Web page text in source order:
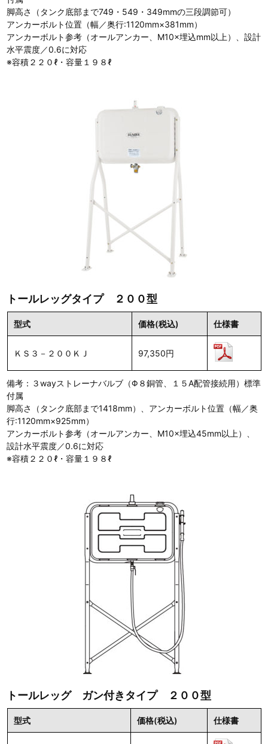
脚高さ（タンク底部まで749・549・349mmの三段調節可）
アンカーボルト位置（幅／奥行:1120mm×381mm）
アンカーボルト参考（オールアンカー、M10×埋込mm以上）、設計
水平震度／0.6に対応
※容積２２０ℓ・容量１９８ℓ
トールレッグタイプ ２００型
型式 価格(税込) 仕様書
ＫＳ３－２００ＫＪ 97,350円
備考：３wayストレーナバルブ（Φ８銅管、１５A配管接続用）標準
付属
脚高さ（タンク底部まで1418mm）、アンカーボルト位置（幅／奥
行:1120mm×925mm）
アンカーボルト参考（オールアンカー、M10×埋込45mm以上）、
設計水平震度／0.6に対応
※容積２２０ℓ・容量１９８ℓ
トールレッグ ガン付きタイプ ２００型
型式 価格(税込) 仕様書